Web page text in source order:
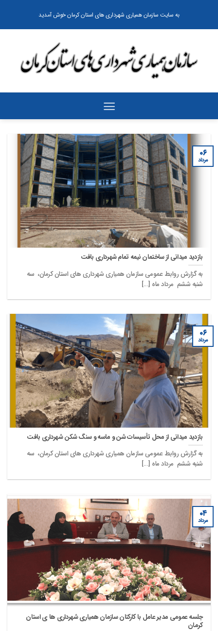
محتوا
به سایت سازمان همیاری شهرداری های استان کرمان خوش آمدید
بازدید میدانی از ساختمان نیمه تمام شهرداری بافت
به گزارش روابط عمومی سازمان همیاری شهرداری های استان کرمان، سه
شنبه ششم مرداد ماه [...]
۰۶
مرداد
بازدید میدانی از محل تأسیسات شن و ماسه و سنگ شکن شهرداری بافت
به گزارش روابط عمومی سازمان همیاری شهرداری های استان کرمان، سه
شنبه ششم مرداد ماه [...]
۰۶
مرداد
جلسه عمومی مدیر عامل با کارکنان سازمان همیاری شهرداری ها ی استان
کرمان
۰۴
مرداد